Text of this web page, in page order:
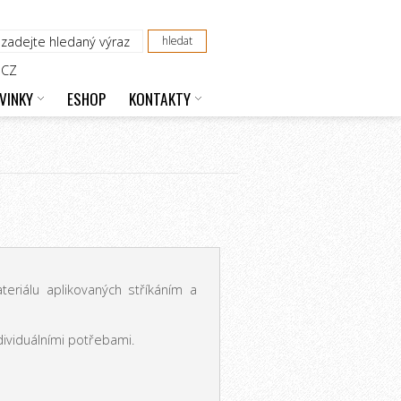
CZ
ESHOP KONTAKTY
aplikovaných stříkáním a
potřebami.